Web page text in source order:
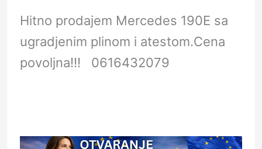
Hitno prodajem Mercedes 190E sa
ugradjenim plinom i atestom.Cena
povoljna!!! 0616432079